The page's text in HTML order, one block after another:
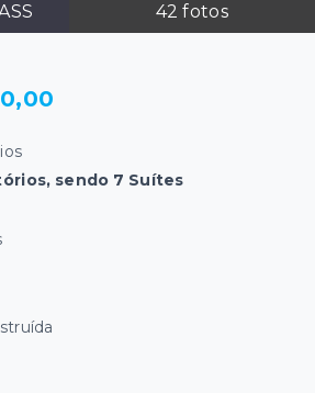
42 fotos
sendo 7 Suítes